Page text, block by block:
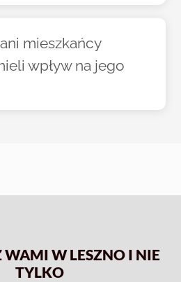
mieszkańcy
wpływ na jego
WAMI W LESZNO I NIE
TYLKO